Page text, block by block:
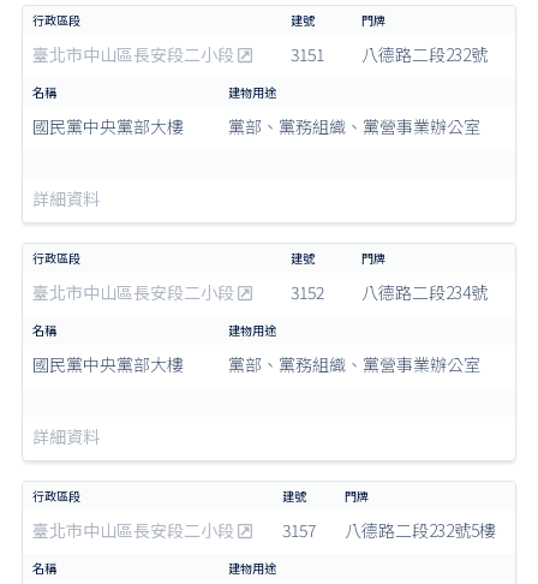
臺北市中山區長安段二小段 3151 八德路二段232號
國民黨中央黨部大樓 黨部、黨務組織、黨營事業辦公室
詳細資料
臺北市中山區長安段二小段 3152 八德路二段234號
國民黨中央黨部大樓 黨部、黨務組織、黨營事業辦公室
詳細資料
臺北市中山區長安段二小段 3157 八德路二段232號5樓